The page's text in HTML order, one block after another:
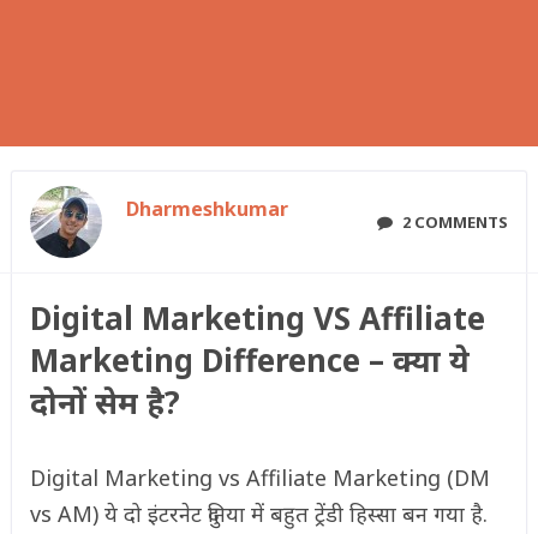
Dharmeshkumar 2 COMMENTS
Digital Marketing VS Affiliate
Marketing Difference – क्या ये
दोनों सेम है?
Digital Marketing vs Affiliate Marketing (DM
vs AM) ये दो इंटरनेट दुनिया में बहुत ट्रेंडी हिस्सा बन गया है.